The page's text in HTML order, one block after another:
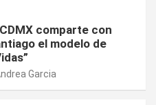
comparte con
el modelo de
Garcia